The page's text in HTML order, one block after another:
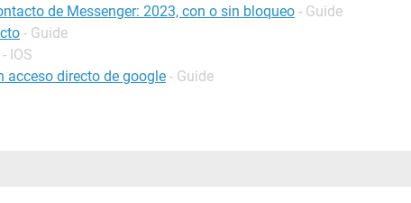
de Messenger: 2023, con o sin bloqueo - Guide
- Guide
IOS
acceso directo de google - Guide